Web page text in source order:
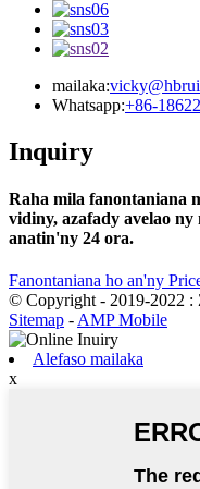
mailaka:
Whatsapp:+86-
Inquiry
Raha mila fanontaniana
vidiny, azafady avelao
anatin'ny 24 ora.
Fanontaniana ho an'ny
© Copyright - 2019-2022 :
Sitemap -AMP Mobile
Alefaso mailaka
x